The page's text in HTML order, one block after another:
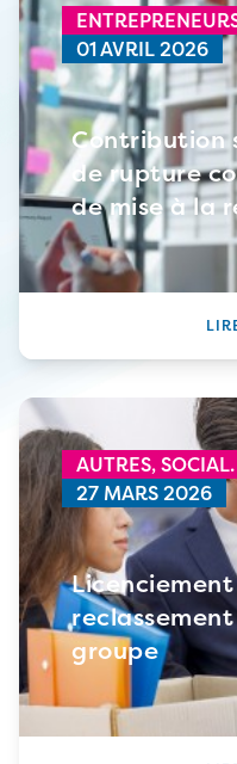
01 AVRIL 2026
Contribution
de rupture
de mise à la
AUTRES,SOCIAL.
27 MARS 2026
reclassement
groupe